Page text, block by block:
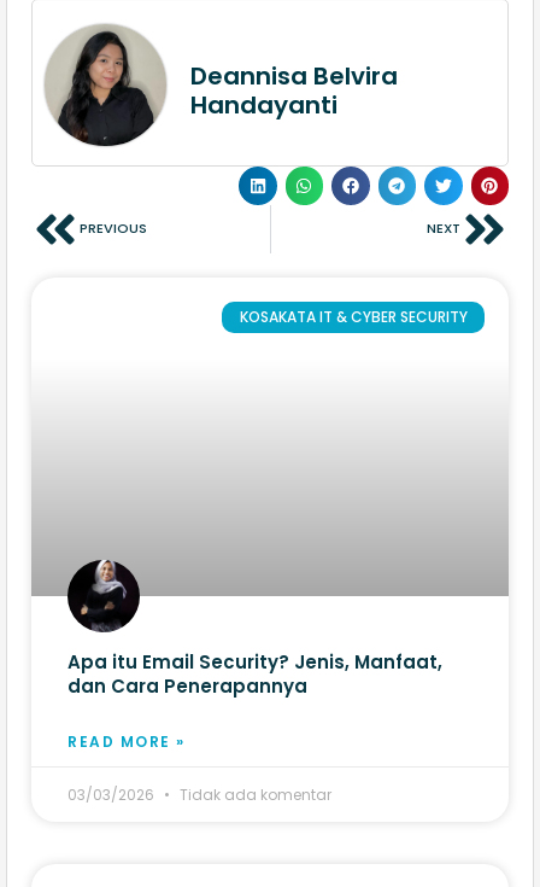
Deannisa Belvira
Handayanti
PREVIOUS NEXT
KOSAKATA IT & CYBER SECURITY
Apa itu Email Security? Jenis, Manfaat,
dan Cara Penerapannya
READ MORE »
03/03/2026 Tidak ada komentar